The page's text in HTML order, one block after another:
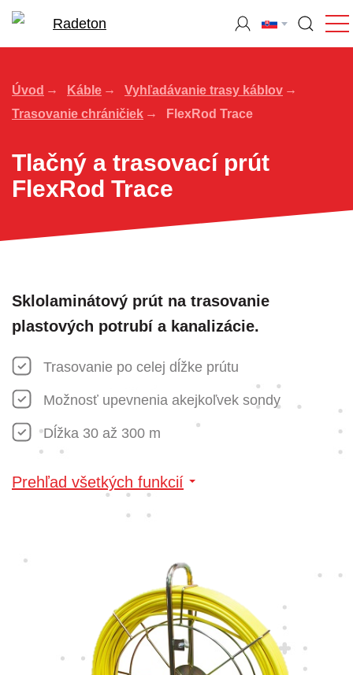
Úvod Káble
Vyhľadávanie trasy káblov
Trasovanie chráničiek
FlexRod Trace
Tlačný a trasovací prút
FlexRod Trace
Sklolaminátový prút na trasovanie
plastových potrubí a kanalizácie.
Trasovanie po celej dĺžke prútu
Možnosť upevnenia akejkoľvek sondy
Dĺžka 30 až 300 m
Prehľad všetkých funkcií